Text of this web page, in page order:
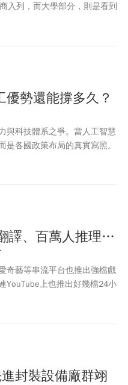
入列，而大學部分，則是看到
從護國神山台積電(TSMC)，
勢還能撐多久？
與科技體系之爭。當人工智慧
各國政策布局的真實寫照。
際地位的基石。在這樣的時
譯、百萬人推理…
奇藝等串流平台也推出強檔戲
YouTube上也推出好幾檔24小
封裝設備廠群翊